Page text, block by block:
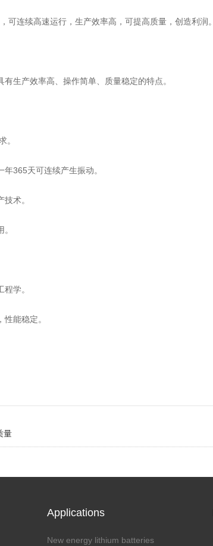
连续高速运行，生产效率高，可提高质量，创造利润。
生产效率高、操作简单、质量稳定的特点。
。
365天可连续产生振动。
术。
学。
能稳定。
量
Applications
New energy lithium batteries